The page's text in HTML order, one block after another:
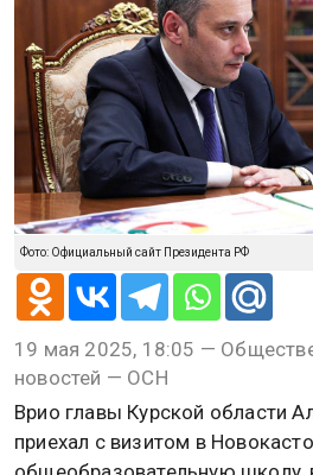
Фото: Официальный сайт Президента РФ
19 мая 2025, 18:05 —
новостей — ОСН
Врио главы Курской области
приехал с визитом в